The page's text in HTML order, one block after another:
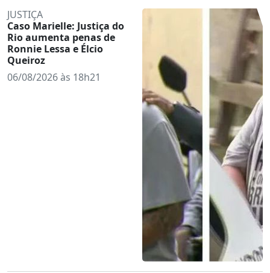
JUSTIÇA
Caso Marielle: Justiça do
Rio aumenta penas de
Ronnie Lessa e Élcio
Queiroz
06/08/2026 às 18h21